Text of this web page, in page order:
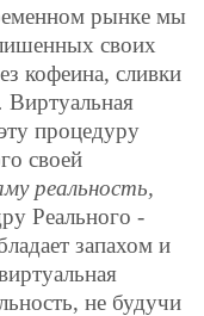
рынке мы
своих
кофеина, сливки
Виртуальная
процедуру
своей
реальность,
Реального -
запахом и
не будучи